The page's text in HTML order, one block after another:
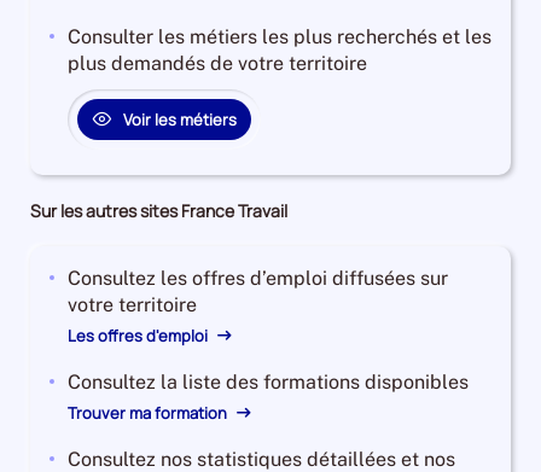
Consulter les métiers les plus recherchés et les
plus demandés de votre territoire
Voir les métiers
Sur les autres sites France Travail
Consultez les offres d’emploi diffusées sur
votre territoire
Les offres d'emploi
Consultez la liste des formations disponibles
Trouver ma formation
Consultez nos statistiques détaillées et nos